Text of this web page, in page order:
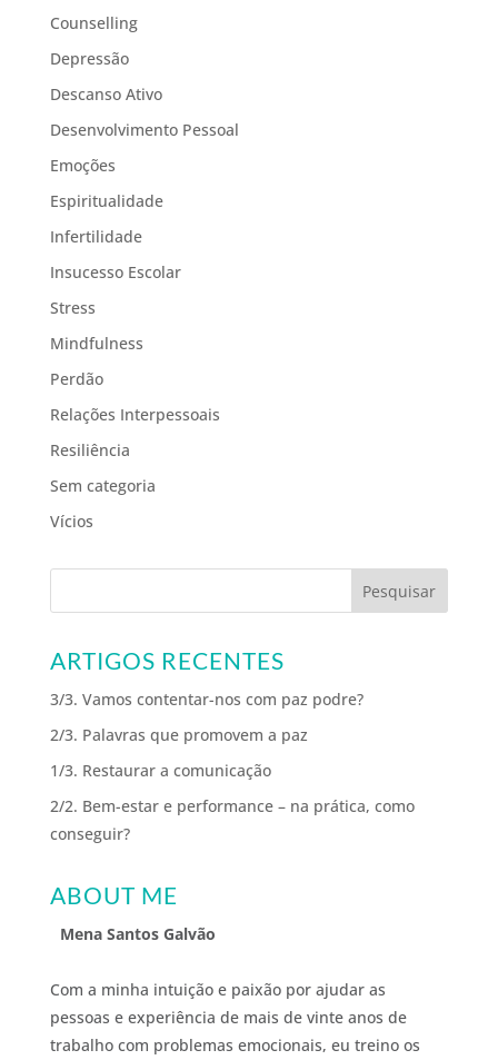
Counselling
Depressão
Descanso Ativo
Desenvolvimento Pessoal
Emoções
Espiritualidade
Infertilidade
Insucesso Escolar
Stress
Mindfulness
Perdão
Relações Interpessoais
Resiliência
Sem categoria
Vícios
ARTIGOS RECENTES
3/3. Vamos contentar-nos com paz podre?
2/3. Palavras que promovem a paz
1/3. Restaurar a comunicação
2/2. Bem-estar e performance – na prática, como
conseguir?
ABOUT ME
Mena Santos Galvão
Com a minha intuição e paixão por ajudar as
pessoas e experiência de mais de vinte anos de
trabalho com problemas emocionais, eu treino os